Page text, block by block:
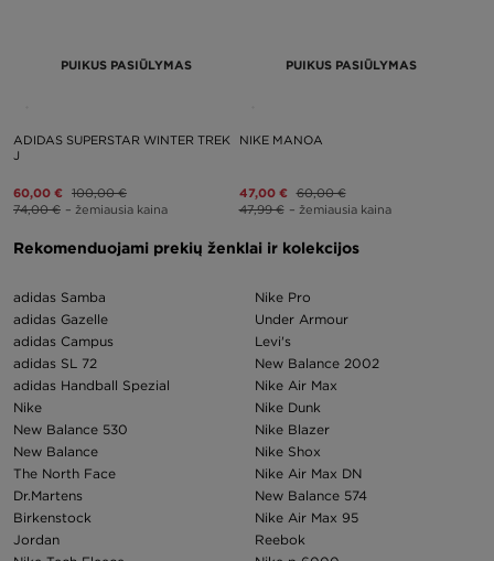
PUIKUS PASIŪLYMAS
ADIDAS SUPERSTAR WINTER TREK
J
60,00 € 100,00 €
74,00 € – žemiausia kaina
PUIKUS PASIŪLYMAS
NIKE MANOA
47,00 € 60,00 €
47,99 € – žemiausia kaina
Rekomenduojami prekių ženklai ir kolekcijos
adidas Samba
adidas Gazelle
adidas Campus
adidas SL 72
adidas Handball Spezial
Nike
New Balance 530
New Balance
The North Face
Dr.Martens
Birkenstock
Jordan
Nike Pro
Under Armour
Levi's
New Balance 2002
Nike Air Max
Nike Dunk
Nike Blazer
Nike Shox
Nike Air Max DN
New Balance 574
Nike Air Max 95
Reebok